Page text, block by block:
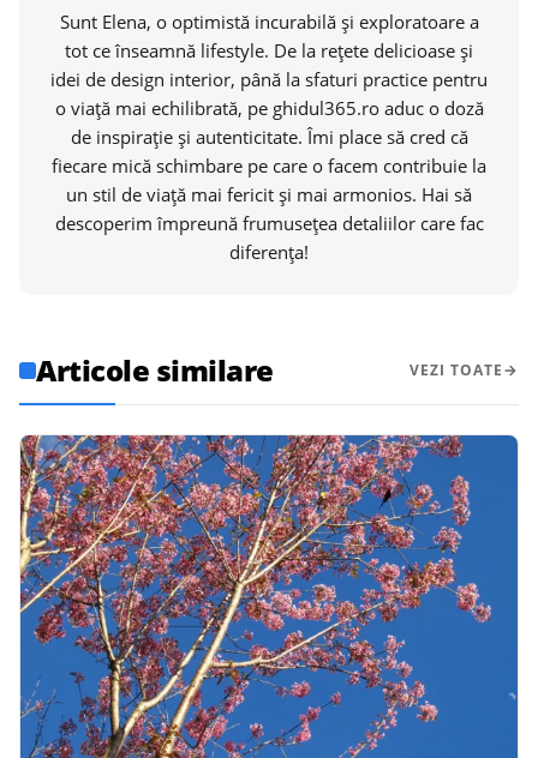
Sunt Elena, o optimistă incurabilă și exploratoare a
tot ce înseamnă lifestyle. De la rețete delicioase și
idei de design interior, până la sfaturi practice pentru
o viață mai echilibrată, pe ghidul365.ro aduc o doză
de inspirație și autenticitate. Îmi place să cred că
fiecare mică schimbare pe care o facem contribuie la
un stil de viață mai fericit și mai armonios. Hai să
descoperim împreună frumusețea detaliilor care fac
diferența!
Articole similare VEZI TOATE